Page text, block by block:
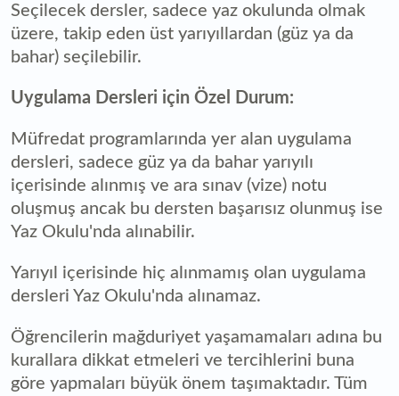
Seçilecek dersler, sadece yaz okulunda olmak
üzere, takip eden üst yarıyıllardan (güz ya da
bahar) seçilebilir.
Uygulama Dersleri için Özel Durum:
Müfredat programlarında yer alan uygulama
dersleri, sadece güz ya da bahar yarıyılı
içerisinde alınmış ve ara sınav (vize) notu
oluşmuş ancak bu dersten başarısız olunmuş ise
Yaz Okulu'nda alınabilir.
Yarıyıl içerisinde hiç alınmamış olan uygulama
dersleri Yaz Okulu'nda alınamaz.
Öğrencilerin mağduriyet yaşamamaları adına bu
kurallara dikkat etmeleri ve tercihlerini buna
göre yapmaları büyük önem taşımaktadır. Tüm